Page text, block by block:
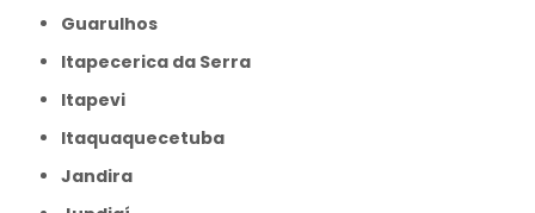
Guarulhos
Itapecerica da Serra
Itapevi
Itaquaquecetuba
Jandira